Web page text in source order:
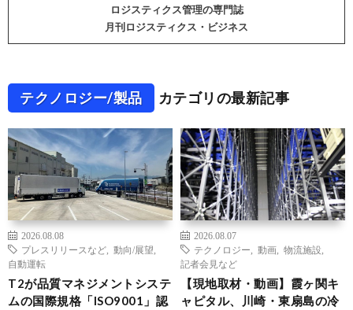
ロジスティクス管理の専門誌
月刊ロジスティクス・ビジネス
テクノロジー/製品 カテゴリの最新記事
2026.08.08
プレスリリースなど
動向/展望
自動運転
T2が品質マネジメントシステ
ムの国際規格「ISO9001」認
2026.08.07
テクノロジー
動画 物流施設
記者会見など
【現地取材・動画】霞ヶ関キ
ャピタル、川崎・東扇島の冷